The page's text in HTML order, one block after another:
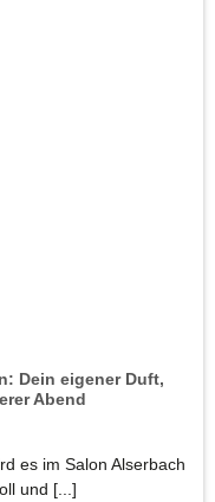
Dein eigener Duft,
Abend
es im Salon Alserbach
und [...]